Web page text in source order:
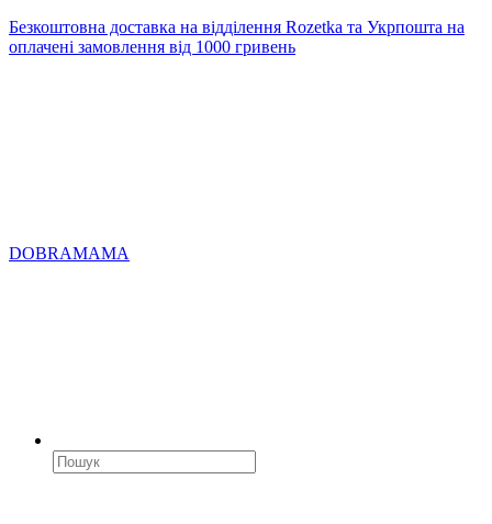
Безкоштовна доставка на відділення Rozetka та Укрпошта на
оплачені замовлення від 1000 гривень
DOBRAMAMA